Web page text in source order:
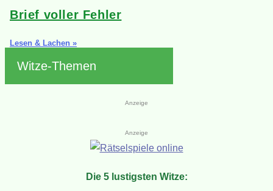
Brief voller Fehler
Lesen & Lachen »
Witze-Themen
Anzeige
Anzeige
Die 5 lustigsten Witze: